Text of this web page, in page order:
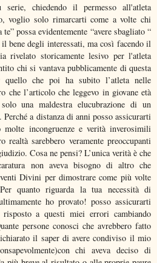
chiedendo il permesso all'atleta
voglio solo rimarcarti come a volte chi
te” possa evidentemente “avere sbagliato “
il bene degli interessati, ma così facendo il
rivelato storicamente lesivo per l'atleta
chi si vantava pubblicamente di questa
quello che poi ha subito l’atleta nelle
che l’articolo che leggevo in giovane età
una maldestra elucubrazione di un
Perché a distanza di anni posso assicurarti
molte incongruenze e verità inverosimili
realtà sarebbero veramente preoccupanti
Cosa ne pensi? L’unica verità è che
non aveva bisogno di altro che
Divini per dimostrare come più volte
quanto riguarda la tua necessità di
ho provato! posso assicurarti
a questi miei errori cambiando
persone conosci che avrebbero fatto
il saper di avere condiviso il mio
chi aveva deciso di